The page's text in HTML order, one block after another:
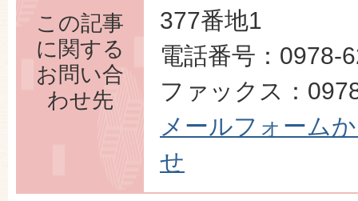
この記事
に関する
お問い合
わせ先
377番地1
電話番号：0978-
ファックス：
メールフォーム
せ